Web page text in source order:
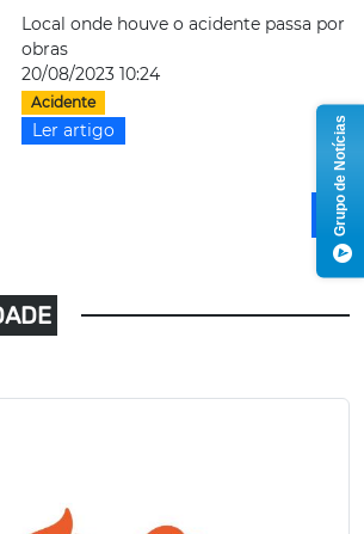
Local onde houve o acidente passa por
obras
20/08/2023 10:24
Acidente
Ler artigo Grupo de Notícias